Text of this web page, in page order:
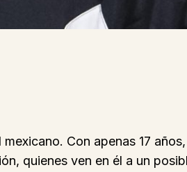
Con apenas 17
quienes ven en él a un